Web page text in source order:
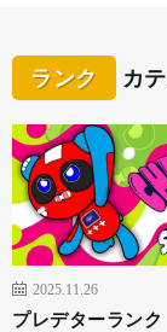
ランク カ
2025.11.26
プレデターラン